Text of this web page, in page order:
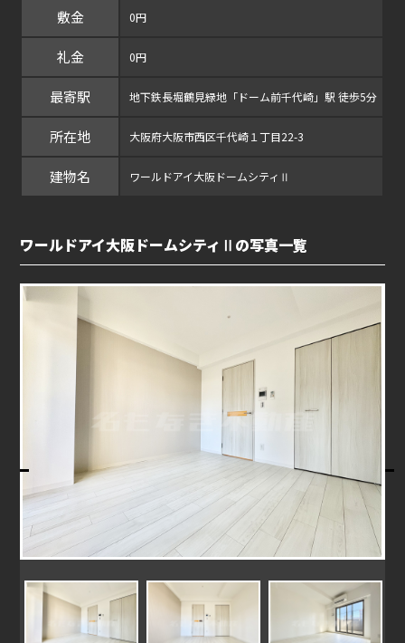
敷金 0円
礼金 0円
最寄駅 地下鉄長堀鶴見緑地「ドーム前千代崎」駅 徒歩5分
所在地 大阪府大阪市西区千代崎１丁目22-3
建物名 ワールドアイ大阪ドームシティⅡ
ワールドアイ大阪ドームシティⅡの写真一覧